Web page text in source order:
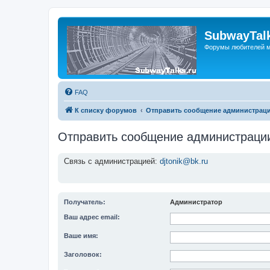
Форумы любителей
FAQ
К списку форумов Отправить сообщение
Отправить сообщение
Связь с администрацией: djtonik@bk.ru
Получатель: Администратор
Ваш адрес email:
Ваше имя:
Заголовок: